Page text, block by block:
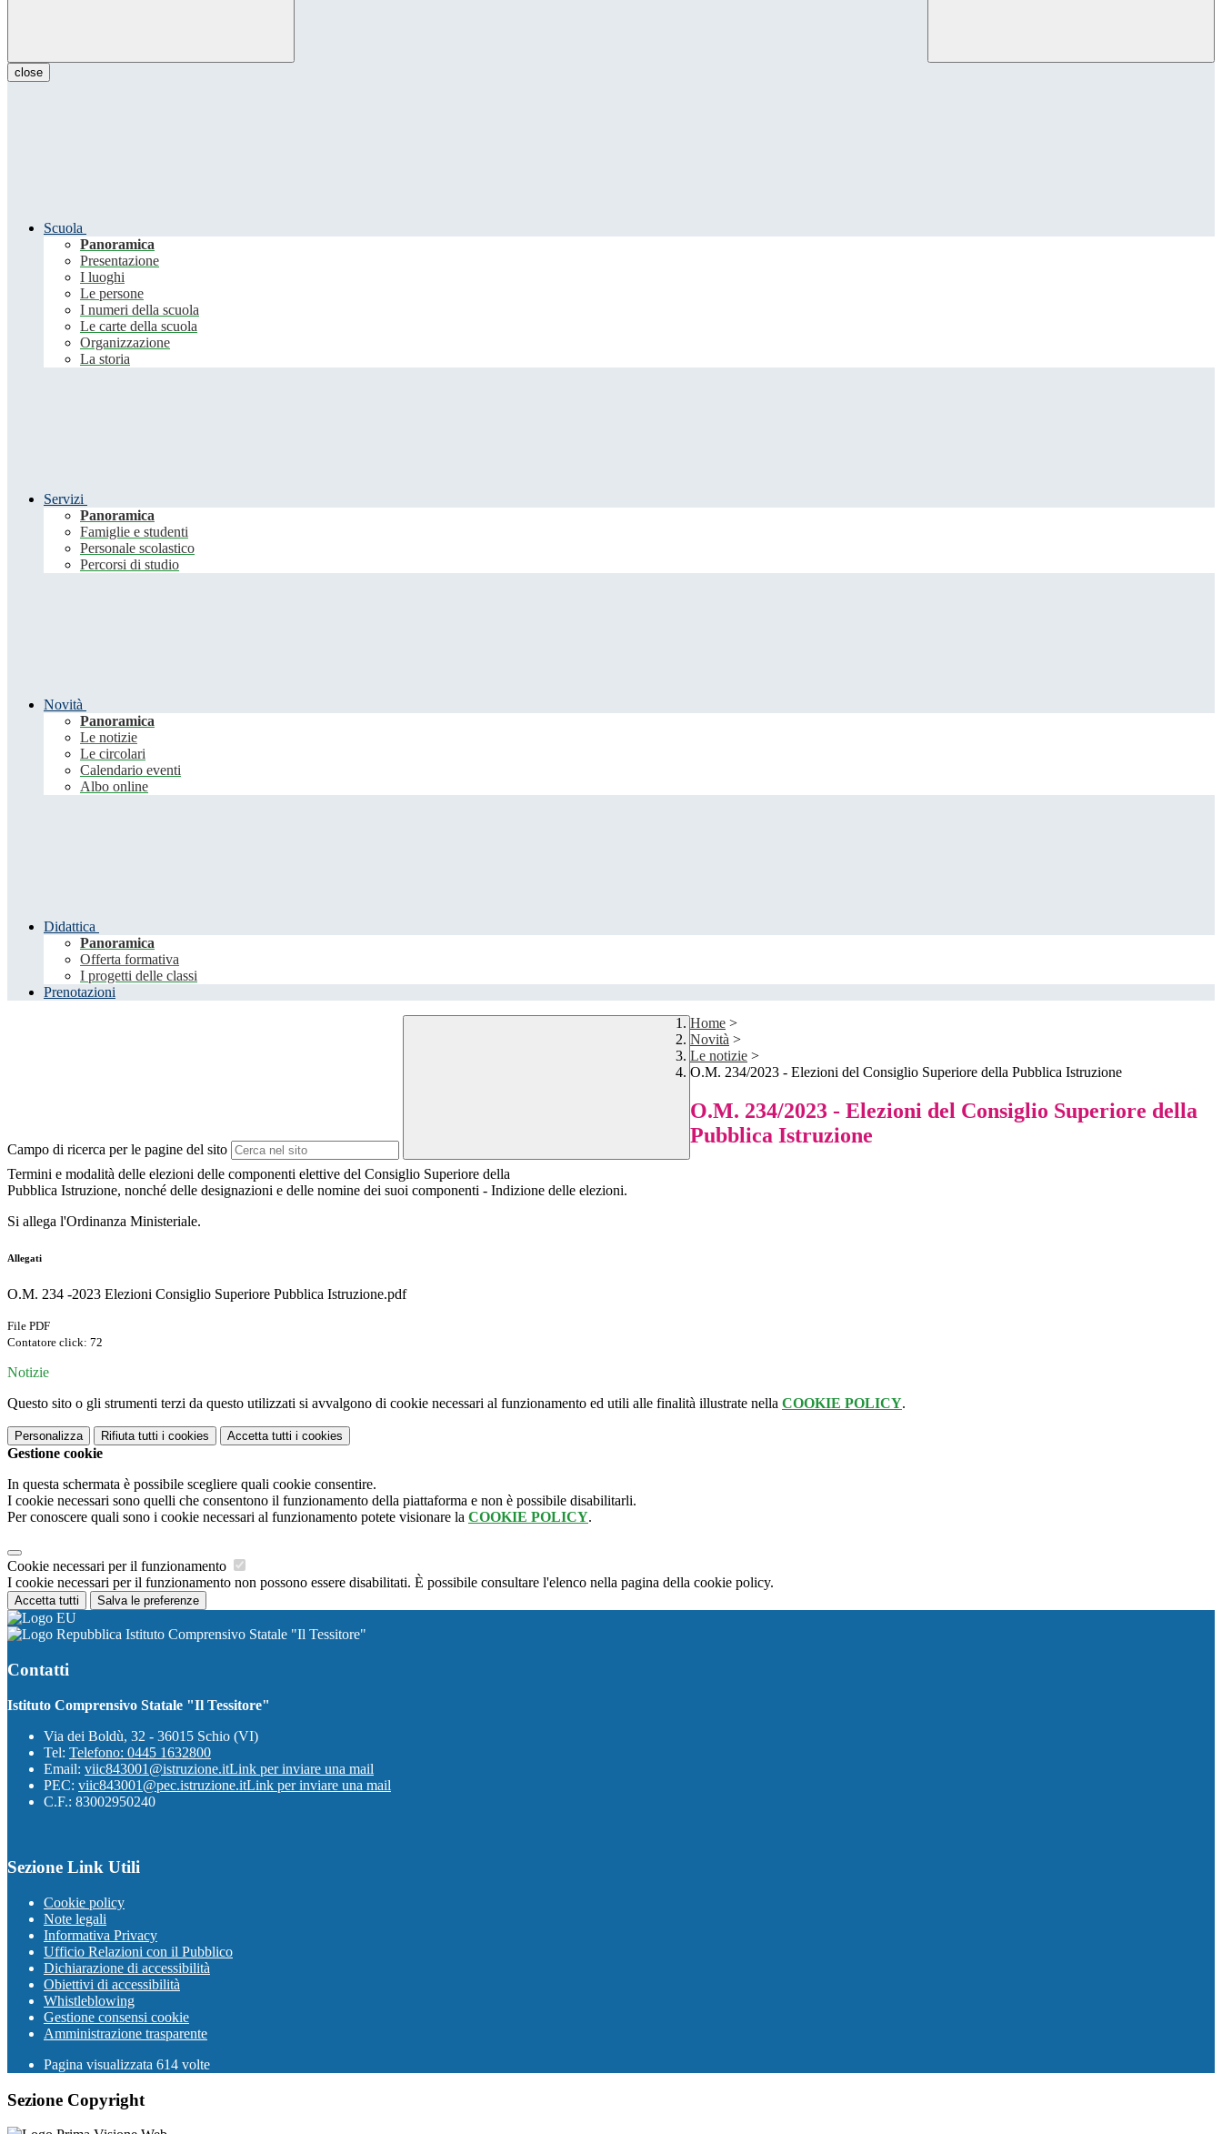
close
Scuola
Panoramica
Presentazione
I luoghi
Le persone
I numeri della scuola
Le carte della scuola
Organizzazione
La storia
Servizi
Panoramica
Famiglie e studenti
Personale scolastico
Percorsi di studio
Novità
Panoramica
Le notizie
Le circolari
Calendario eventi
Albo online
Didattica
Panoramica
Offerta formativa
I progetti delle classi
Prenotazioni
Campo di ricerca per le pagine del sito
Home >
Novità >
Le notizie >
O.M. 234/2023 - Elezioni del Consiglio Superiore della Pubblica Istruzione
O.M. 234/2023 - Elezioni del Consiglio Superiore della
Pubblica Istruzione
Termini e modalità delle elezioni delle componenti elettive del Consiglio Superiore della
Pubblica Istruzione, nonché delle designazioni e delle nomine dei suoi componenti - Indizione delle elezioni.
Si allega l'Ordinanza Ministeriale.
Allegati
O.M. 234 -2023 Elezioni Consiglio Superiore Pubblica Istruzione.pdf
File PDF
Contatore click: 72
Notizie
Questo sito o gli strumenti terzi da questo utilizzati si avvalgono di cookie necessari al funzionamento ed utili alle finalità illustrate nella COOKIE POLICY.
Personalizza Rifiuta tutti i cookies Accetta tutti i cookies
Gestione cookie
In questa schermata è possibile scegliere quali cookie consentire.
I cookie necessari sono quelli che consentono il funzionamento della piattaforma e non è possibile disabilitarli.
Per conoscere quali sono i cookie necessari al funzionamento potete visionare la COOKIE POLICY.
Cookie necessari per il funzionamento
I cookie necessari per il funzionamento non possono essere disabilitati. È possibile consultare l'elenco nella pagina della cookie policy.
Accetta tutti Salva le preferenze
Istituto Comprensivo Statale "Il Tessitore"
Contatti
Istituto Comprensivo Statale "Il Tessitore"
Via dei Boldù, 32 - 36015 Schio (VI)
Tel: Telefono: 0445 1632800
Email: viic843001@istruzione.itLink per inviare una mail
PEC: viic843001@pec.istruzione.itLink per inviare una mail
C.F.: 83002950240
Sezione Link Utili
Cookie policy
Note legali
Informativa Privacy
Ufficio Relazioni con il Pubblico
Dichiarazione di accessibilità
Obiettivi di accessibilità
Whistleblowing
Gestione consensi cookie
Amministrazione trasparente
Pagina visualizzata 614 volte
Sezione Copyright